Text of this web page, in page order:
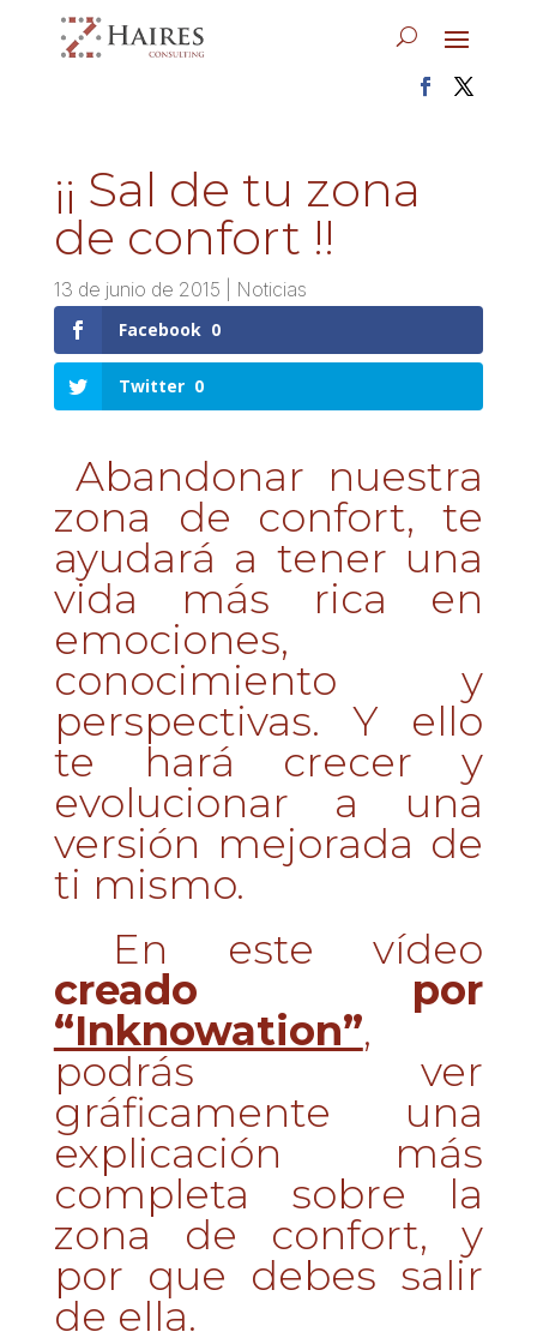
¡¡ Sal de tu zona
de confort !!
13 de junio de 2015 Noticias
Facebook 0
Twitter 0
Abandonar nuestra
zona de confort, te
ayudará a tener una
vida más rica en
emociones,
conocimiento y
perspectivas. Y ello
te hará crecer y
evolucionar a una
versión mejorada de
ti mismo.
En este vídeo
creado por
“Inknowation”,
podrás ver
gráficamente una
explicación más
completa sobre la
zona de confort, y
por que debes salir
de ella.